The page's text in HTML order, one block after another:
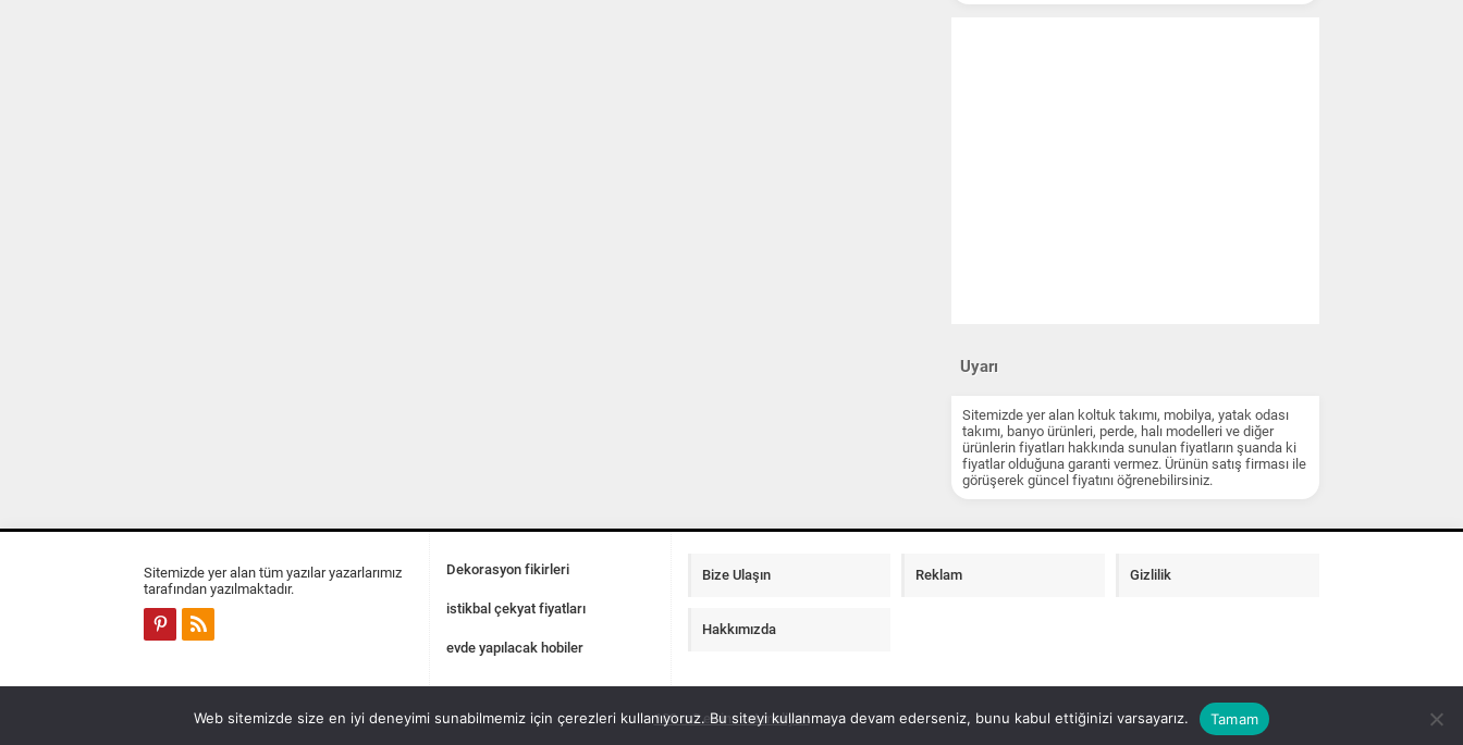
Uyarı
Sitemizde yer alan koltuk takımı, mobilya, yatak odası
takımı, banyo ürünleri, perde, halı modelleri ve diğer
ürünlerin fiyatları hakkında sunulan fiyatların şuanda ki
fiyatlar olduğuna garanti vermez. Ürünün satış firması ile
görüşerek güncel fiyatını öğrenebilirsiniz.
Sitemizde yer alan tüm yazılar yazarlarımız
tarafından yazılmaktadır.
Dekorasyon fikirleri
istikbal çekyat fiyatları
evde yapılacak hobiler
Bize Ulaşın Reklam Gizlilik
Hakkımızda
100 m2 ev insaat maliyeti
Web sitemizde size en iyi deneyimi sunabilmemiz için çerezleri kullanıyoruz. Bu siteyi kullanmaya devam ederseniz, bunu kabul ettiğinizi varsayarız. Tamam